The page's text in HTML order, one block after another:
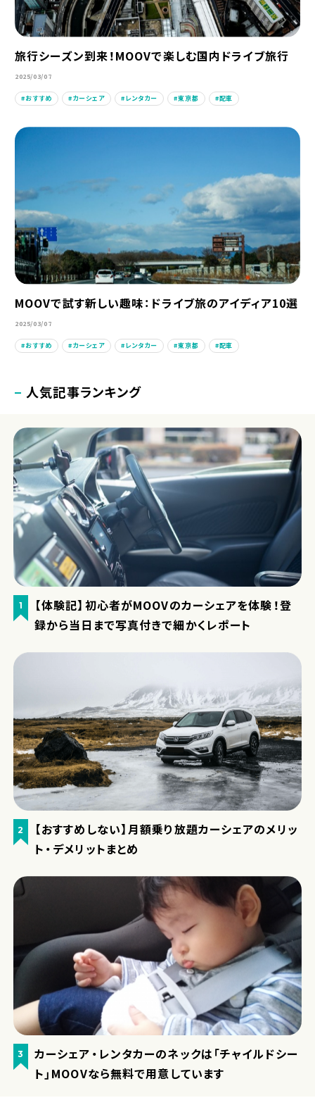
旅行シーズン到来！MOOVで楽しむ国内ドライブ旅行
2025/03/07
おすすめ カーシェア レンタカー 東京都 配車
MOOVで試す新しい趣味：ドライブ旅のアイディア10選
2025/03/07
おすすめ カーシェア レンタカー 東京都 配車
人気記事ランキング
1
【体験記】初心者がMOOVのカーシェアを体験！登
録から当日まで写真付きで細かくレポート
2
【おすすめしない】月額乗り放題カーシェアのメリッ
ト・デメリットまとめ
3
カーシェア・レンタカーのネックは「チャイルドシー
ト」MOOVなら無料で用意しています